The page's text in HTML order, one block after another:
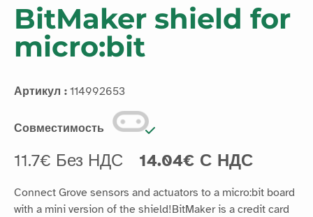
BitMaker shield for
micro:bit
Артикул : 114992653
Совместимость
11.7€ Без НДС 14.04€ С НДС
Connect Grove sensors and actuators to a micro:bit board
with a mini version of the shield!BitMaker is a credit card